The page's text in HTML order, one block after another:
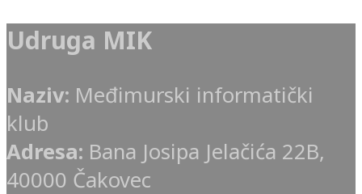
Udruga MIK
Naziv: Međimurski informatički
klub
Adresa: Bana Josipa Jelačića 22B,
40000 Čakovec